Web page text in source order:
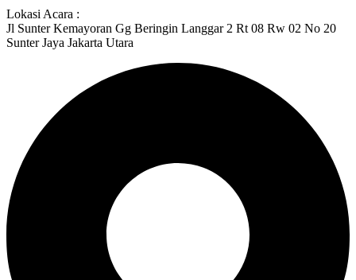
Lokasi Acara :
Jl Sunter Kemayoran Gg Beringin Langgar 2 Rt 08 Rw 02 No 20
Sunter Jaya Jakarta Utara